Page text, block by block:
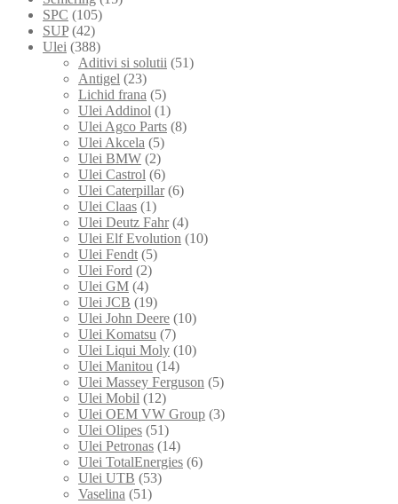
SPC (105)
SUP (42)
Ulei (388)
Aditivi si solutii (51)
Antigel (23)
Lichid frana (5)
Ulei Addinol (1)
Ulei Agco Parts (8)
Ulei Akcela (5)
Ulei BMW (2)
Ulei Castrol (6)
Ulei Caterpillar (6)
Ulei Claas (1)
Ulei Deutz Fahr (4)
Ulei Elf Evolution (10)
Ulei Fendt (5)
Ulei Ford (2)
Ulei GM (4)
Ulei JCB (19)
Ulei John Deere (10)
Ulei Komatsu (7)
Ulei Liqui Moly (10)
Ulei Manitou (14)
Ulei Massey Ferguson (5)
Ulei Mobil (12)
Ulei OEM VW Group (3)
Ulei Olipes (51)
Ulei Petronas (14)
Ulei TotalEnergies (6)
Ulei UTB (53)
Vaselina (51)